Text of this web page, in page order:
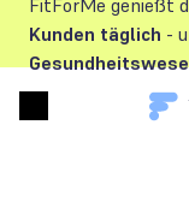
FitForMe genießt
Kunden täglich -